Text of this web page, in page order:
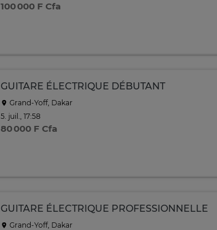
100 000 F Cfa
GUITARE ÉLECTRIQUE DÉBUTANT
Grand-Yoff, Dakar
5. juil., 17:58
80 000 F Cfa
GUITARE ÉLECTRIQUE PROFESSIONNELLE
Grand-Yoff, Dakar